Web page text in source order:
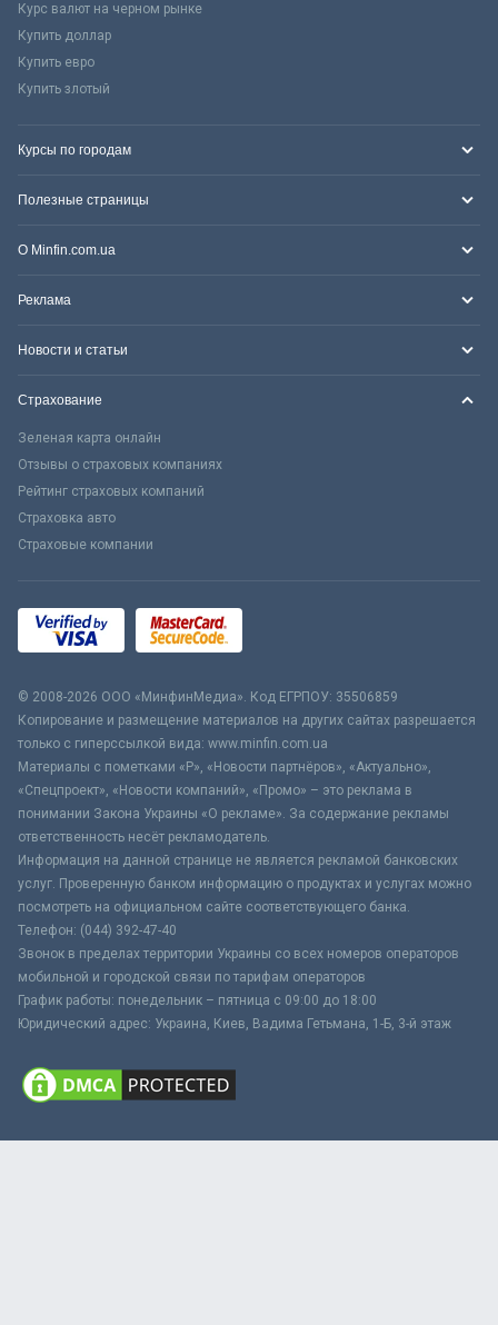
Курс валют на черном рынке
Купить доллар
Купить евро
Купить злотый
Курсы по городам
Полезные страницы
О Minfin.com.ua
Реклама
Новости и статьи
Страхование
Зеленая карта онлайн
Отзывы о страховых компаниях
Рейтинг страховых компаний
Страховка авто
Страховые компании
© 2008-2026 ООО «МинфинМедиа». Код ЕГРПОУ: 35506859
Копирование и размещение материалов на других сайтах разрешается
только с гиперссылкой вида: www.minfin.com.ua
Материалы с пометками «Р», «Новости партнёров», «Актуально»,
«Спецпроект», «Новости компаний», «Промо» – это реклама в
понимании Закона Украины «О рекламе». За содержание рекламы
ответственность несёт рекламодатель.
Информация на данной странице не является рекламой банковских
услуг. Проверенную банком информацию о продуктах и услугах можно
посмотреть на официальном сайте соответствующего банка.
Телефон: (044) 392-47-40
Звонок в пределах территории Украины со всех номеров операторов
мобильной и городской связи по тарифам операторов
График работы: понедельник – пятница с 09:00 до 18:00
Юридический адрес: Украина, Киев, Вадима Гетьмана, 1-Б, 3-й этаж